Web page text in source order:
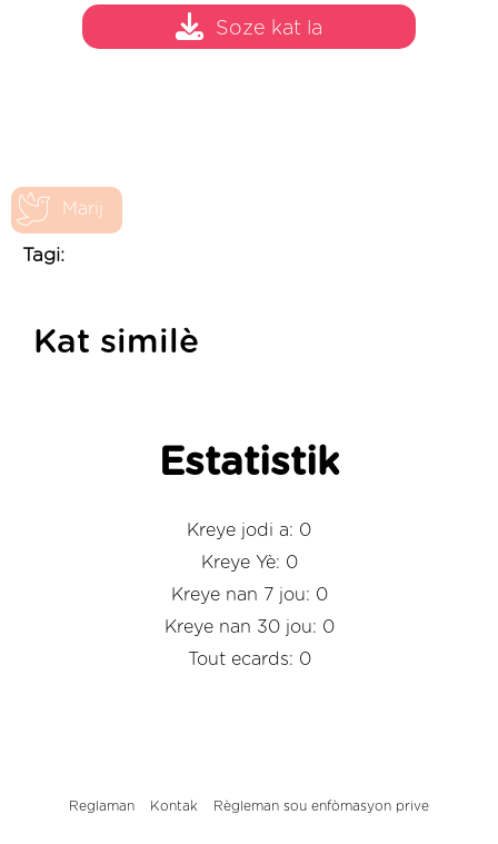
Marij
Tagi:
Soze kat la
Kat similè
Estatistik
Kreye jodi a: 0
Kreye Yè: 0
Kreye nan 7 jou: 0
Kreye nan 30 jou: 0
Tout ecards: 0
Reglaman Kontak Règleman sou enfòmasyon prive